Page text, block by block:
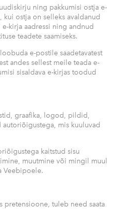
ning pakkumisi ostja e-
ostja on selleks avaldanud
kirja aadressi ning andnud
teadete saamiseks.
e-postile saadetavatest
andes sellest meile teada e-
sisaldava e-kirjas toodud
graafika, logod, pildid,
mis kuuluvad
kaitstud sisu
muutmine või mingil muul
Veebipoele.
pretensioone, tuleb need saata